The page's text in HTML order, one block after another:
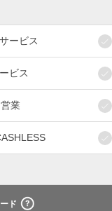
ービス
ビス
業
ド